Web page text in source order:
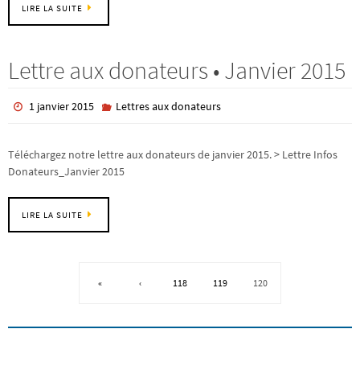
LIRE LA SUITE
Lettre aux donateurs • Janvier 2015
1 janvier 2015 Lettres aux donateurs
Téléchargez notre lettre aux donateurs de janvier 2015. > Lettre Infos
Donateurs_Janvier 2015
LIRE LA SUITE
« ‹ 118 119 120